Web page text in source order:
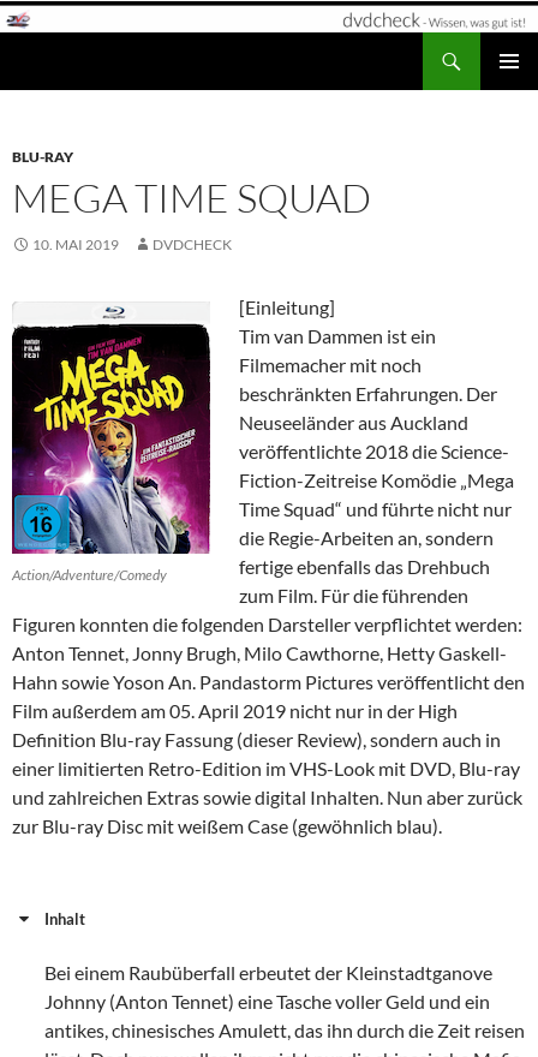
Zum
BLU-RAY
MEGA TIME SQUAD
10. MAI 2019 DVDCHECK
Action/Adventure/Comedy
[Einleitung]
Tim van Dammen ist ein
Filmemacher mit noch
beschränkten Erfahrungen. Der
Neuseeländer aus Auckland
veröffentlichte 2018 die Science-
Fiction-Zeitreise Komödie „Mega
Time Squad“ und führte nicht nur
die Regie-Arbeiten an, sondern
fertige ebenfalls das Drehbuch
zum Film. Für die führenden
Figuren konnten die folgenden Darsteller verpflichtet werden:
Anton Tennet, Jonny Brugh, Milo Cawthorne, Hetty Gaskell-
Hahn sowie Yoson An. Pandastorm Pictures veröffentlicht den
Film außerdem am 05. April 2019 nicht nur in der High
Definition Blu-ray Fassung (dieser Review), sondern auch in
einer limitierten Retro-Edition im VHS-Look mit DVD, Blu-ray
und zahlreichen Extras sowie digital Inhalten. Nun aber zurück
zur Blu-ray Disc mit weißem Case (gewöhnlich blau).
Inhalt
Bei einem Raubüberfall erbeutet der Kleinstadtganove
Johnny (Anton Tennet) eine Tasche voller Geld und ein
antikes, chinesisches Amulett, das ihn durch die Zeit reisen